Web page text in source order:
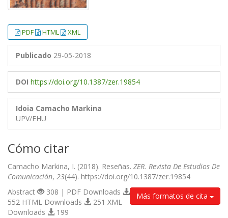
PDF HTML XML
Publicado 29-05-2018
DOI https://doi.org/10.1387/zer.19854
Idoia Camacho Markina
UPV/EHU
Cómo citar
Camacho Markina, I. (2018). Reseñas. ZER. Revista De Estudios De
Comunicación, 23(44). https://doi.org/10.1387/zer.19854
Más formatos de cita
Abstract
308 | PDF Downloads
552 HTML Downloads
251 XML
Downloads
199